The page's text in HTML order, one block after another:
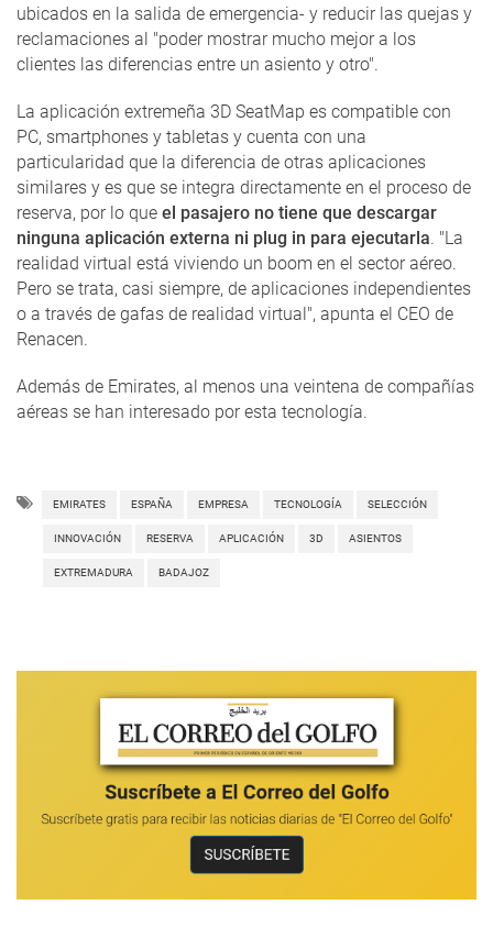
ubicados en la salida de emergencia- y reducir las quejas y
reclamaciones al "poder mostrar mucho mejor a los
clientes las diferencias entre un asiento y otro".
La aplicación extremeña 3D SeatMap es compatible con
PC, smartphones y tabletas y cuenta con una
particularidad que la diferencia de otras aplicaciones
similares y es que se integra directamente en el proceso de
reserva, por lo que el pasajero no tiene que descargar
ninguna aplicación externa ni plug in para ejecutarla. "La
realidad virtual está viviendo un boom en el sector aéreo.
Pero se trata, casi siempre, de aplicaciones independientes
o a través de gafas de realidad virtual", apunta el CEO de
Renacen.
Además de Emirates, al menos una veintena de compañías
aéreas se han interesado por esta tecnología.
EMIRATES ESPAÑA EMPRESA TECNOLOGÍA SELECCIÓN
INNOVACIÓN RESERVA APLICACIÓN 3D ASIENTOS
EXTREMADURA BADAJOZ